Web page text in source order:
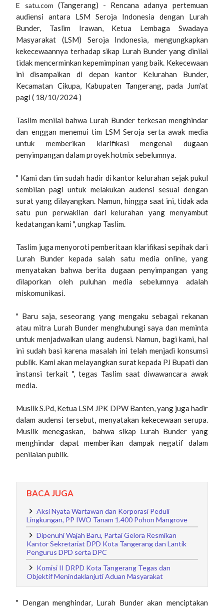
E satu.com (Tangerang) - Rencana adanya pertemuan
audiensi antara LSM Seroja Indonesia dengan Lurah
Bunder, Taslim Irawan, Ketua Lembaga Swadaya
Masyarakat (LSM) Seroja Indonesia, mengungkapkan
kekecewaannya terhadap sikap Lurah Bunder yang dinilai
tidak mencerminkan kepemimpinan yang baik. Kekecewaan
ini disampaikan di depan kantor Kelurahan Bunder,
Kecamatan Cikupa, Kabupaten Tangerang, pada Jum'at
pagi ( 18/10/2024 )
Taslim menilai bahwa Lurah Bunder terkesan menghindar
dan enggan menemui tim LSM Seroja serta awak media
untuk memberikan klarifikasi mengenai dugaan
penyimpangan dalam proyek hotmix sebelumnya.
" Kami dan tim sudah hadir di kantor kelurahan sejak pukul
sembilan pagi untuk melakukan audensi sesuai dengan
surat yang dilayangkan. Namun, hingga saat ini, tidak ada
satu pun perwakilan dari kelurahan yang menyambut
kedatangan kami ", ungkap Taslim.
Taslim juga menyoroti pemberitaan klarifikasi sepihak dari
Lurah Bunder kepada salah satu media online, yang
menyatakan bahwa berita dugaan penyimpangan yang
dilaporkan oleh puluhan media sebelumnya adalah
miskomunikasi.
" Baru saja, seseorang yang mengaku sebagai rekanan
atau mitra Lurah Bunder menghubungi saya dan meminta
untuk menjadwalkan ulang audensi. Namun, bagi kami, hal
ini sudah basi karena masalah ini telah menjadi konsumsi
publik. Kami akan melayangkan surat kepada PJ Bupati dan
instansi terkait ", tegas Taslim saat diwawancara awak
media.
Muslik S.Pd, Ketua LSM JPK DPW Banten, yang juga hadir
dalam audensi tersebut, menyatakan kekecewaan serupa.
Muslik menegaskan, bahwa sikap Lurah Bunder yang
menghindar dapat memberikan dampak negatif dalam
penilaian publik.
BACA JUGA
Aksi Nyata Wartawan dan Korporasi Peduli
Lingkungan, PP IWO Tanam 1.400 Pohon Mangrove
Dipenuhi Wajah Baru, Partai Gelora Resmikan
Kantor Sekretariat DPD Kota Tangerang dan Lantik
Pengurus DPD serta DPC
Komisi II DRPD Kota Tangerang Tegas dan
Objektif Menindaklanjuti Aduan Masyarakat
" Dengan menghindar, Lurah Bunder akan menciptakan